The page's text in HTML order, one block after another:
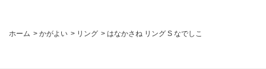
ホーム > かがよい > リング > はなかさね リング S なでしこ